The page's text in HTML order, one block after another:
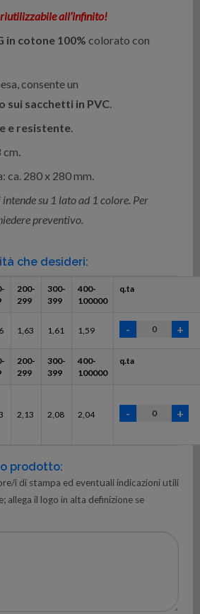
all’infinito!
in cotone 100% colorato con
consente un
sui sacchetti in PVC.
e resistente.
cm.
ca. 280 x 280 mm.
su 1 lato ad 1 colore. Per
preventivo.
che desideri:
200-
299
300-
399
400-
100000
q.ta
1,63 1,61 1,59
200-
299
300-
399
400-
100000
q.ta
2,13 2,08 2,04
prodotto:
i di stampa ed eventuali indicazioni utili
allega il logo in alta definizione se